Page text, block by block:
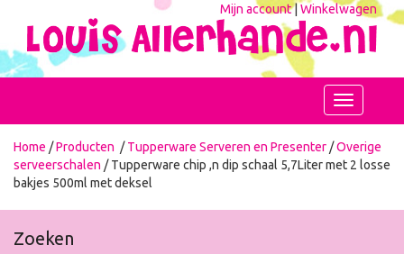
Mijn account|Winkelwagen
Toggle
navigation
Home /Producten /Tupperware Serveren en Presenter /Overige
serveerschalen / Tupperware chip ,n dip schaal 5,7Liter met 2 losse
bakjes 500ml met deksel
Zoeken